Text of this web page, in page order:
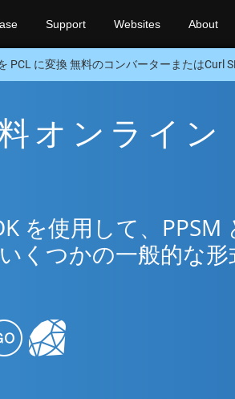
Support Websites About
PCL に変換 無料のコンバーターまたはCurl
オンライン
を使用して、PPSM
くつかの一般的な形